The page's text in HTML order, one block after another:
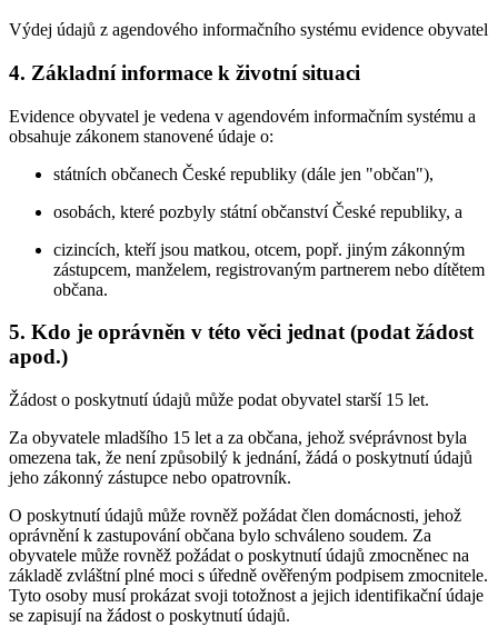
Výdej údajů z agendového informačního systému evidence obyvatel
4. Základní informace k životní situaci
Evidence obyvatel je vedena v agendovém informačním systému a
obsahuje zákonem stanovené údaje o:
státních občanech České republiky (dále jen "občan"),
osobách, které pozbyly státní občanství České republiky, a
cizincích, kteří jsou matkou, otcem, popř. jiným zákonným
zástupcem, manželem, registrovaným partnerem nebo dítětem
občana.
5. Kdo je oprávněn v této věci jednat (podat žádost
apod.)
Žádost o poskytnutí údajů může podat obyvatel starší 15 let.
Za obyvatele mladšího 15 let a za občana, jehož svéprávnost byla
omezena tak, že není způsobilý k jednání, žádá o poskytnutí údajů
jeho zákonný zástupce nebo opatrovník.
O poskytnutí údajů může rovněž požádat člen domácnosti, jehož
oprávnění k zastupování občana bylo schváleno soudem. Za
obyvatele může rovněž požádat o poskytnutí údajů zmocněnec na
základě zvláštní plné moci s úředně ověřeným podpisem zmocnitele.
Tyto osoby musí prokázat svoji totožnost a jejich identifikační údaje
se zapisují na žádost o poskytnutí údajů.